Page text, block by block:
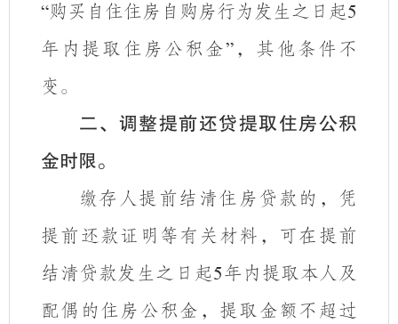
“购买自住住房自购房行为发生之日起5
年内提取住房公积金” ，其他条件不
变。
二、调整提前还贷提取住房公积
金时限。
缴存人提前结清住房贷款的，凭
提前还款证明等有关材料，可在提前
结清贷款发生之日起5年内提取本人及
配偶的住房公积金，提取金额不超过